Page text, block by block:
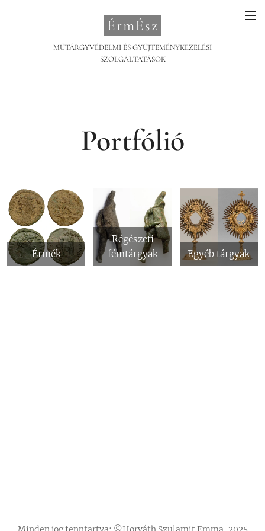
ÉrmÉsz
MŰTÁRGYVÉDELMI ÉS GYŰJTEMÉNYKEZELÉSI
SZOLGÁLTATÁSOK
Portfólió
Érmék
Régészeti
fémtárgyak
Egyéb tárgyak